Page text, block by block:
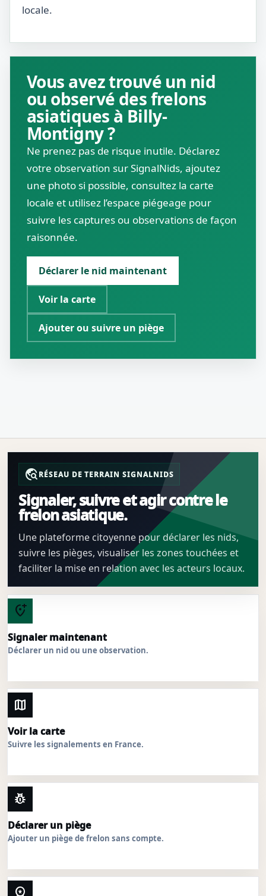
locale.
Vous avez trouvé un nid
ou observé des frelons
asiatiques à Billy-
Montigny ?
Ne prenez pas de risque inutile. Déclarez
votre observation sur SignalNids, ajoutez
une photo si possible, consultez la carte
locale et utilisez l’espace piégeage pour
suivre les captures ou observations de façon
raisonnée.
Déclarer le nid maintenant
Voir la carte
Ajouter ou suivre un piège
travel_exploreRÉSEAU DE TERRAIN SIGNALNIDS
Signaler, suivre et agir contre le
frelon asiatique.
Une plateforme citoyenne pour déclarer les nids,
suivre les pièges, visualiser les zones touchées et
faciliter la mise en relation avec les acteurs locaux.
add_location_alt
Signaler maintenant
Déclarer un nid ou une observation.
map
Voir la carte
Suivre les signalements en France.
pest_control
Déclarer un piège
Ajouter un piège de frelon sans compte.